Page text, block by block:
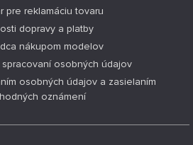
pre reklamáciu tovaru
dopravy a platby
nákupom modelov
osobných údajov
osobných údajov a zasielaním
oznámení